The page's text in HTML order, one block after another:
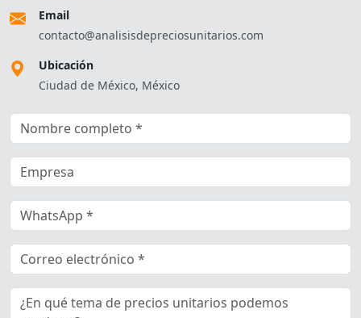
Email
contacto@analisisdepreciosunitarios.com
Ubicación
Ciudad de México, México